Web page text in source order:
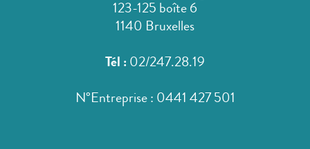
123-125 boîte 6
1140 Bruxelles
Tél : 02/247.28.19
N°Entreprise : 0441 427 501